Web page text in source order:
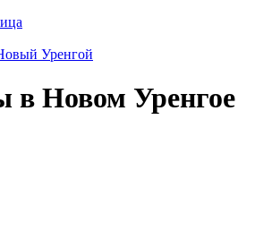
Уренгой
в Новом Уренгое